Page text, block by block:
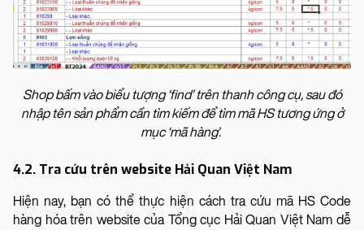
Shop bấm vào biểu tượng ‘find’ trên thanh công cụ, sau đó
nhập tên sản phẩm cần tìm kiếm để tìm mã HS tương ứng ở
mục ‘mã hàng’.
4.2. Tra cứu trên website Hải Quan Việt Nam
Hiện nay, bạn có thể thực hiện cách tra cứu mã HS Code
hàng hóa trên website của Tổng cục Hải Quan Việt Nam dễ